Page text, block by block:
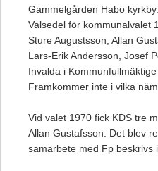
Gammelgården Habo kyrkby.
Valsedel för kommunalvalet
Sture Augustsson, Allan
Lars-Erik Andersson, Josef
Invalda i
Framkommer inte i vilka
Vid valet 1970 fick KDS tre
Allan Gustafsson. Det blev
samarbete med Fp beskrivs